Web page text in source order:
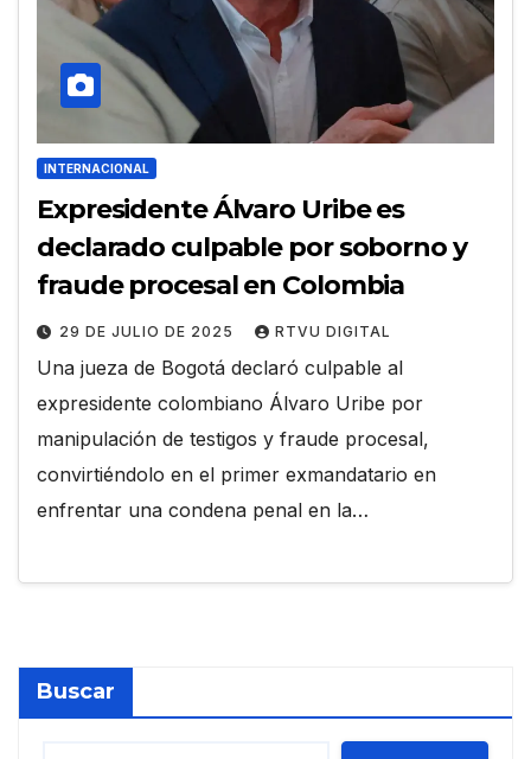
INTERNACIONAL
Expresidente Álvaro Uribe es
declarado culpable por soborno y
fraude procesal en Colombia
29 DE JULIO DE 2025 RTVU DIGITAL
Una jueza de Bogotá declaró culpable al
expresidente colombiano Álvaro Uribe por
manipulación de testigos y fraude procesal,
convirtiéndolo en el primer exmandatario en
enfrentar una condena penal en la…
Buscar